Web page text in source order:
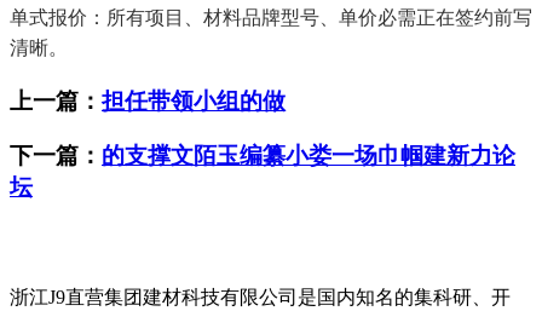
单式报价：所有项目、材料品牌型号、单价必需正在签约前写
清晰。
上一篇： 担任带领小组的做
下一篇： 的支撑文陌玉编纂小娄一场巾帼建新力论
坛
浙江J9直营集团建材科技有限公司是国内知名的集科研、开